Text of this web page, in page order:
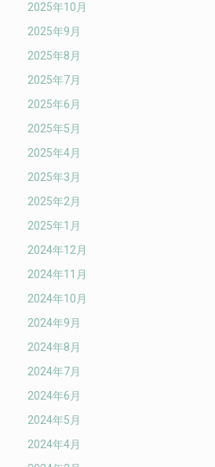
2025年10月
2025年9月
2025年8月
2025年7月
2025年6月
2025年5月
2025年4月
2025年3月
2025年2月
2025年1月
2024年12月
2024年11月
2024年10月
2024年9月
2024年8月
2024年7月
2024年6月
2024年5月
2024年4月